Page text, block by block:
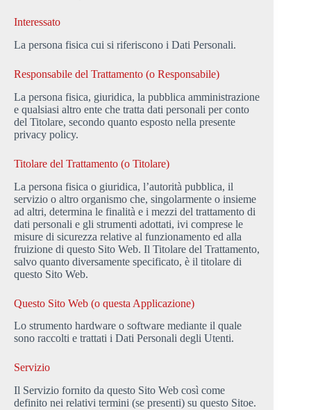
Interessato
La persona fisica cui si riferiscono i Dati Personali.
Responsabile del Trattamento (o Responsabile)
La persona fisica, giuridica, la pubblica amministrazione
e qualsiasi altro ente che tratta dati personali per conto
del Titolare, secondo quanto esposto nella presente
privacy policy.
Titolare del Trattamento (o Titolare)
La persona fisica o giuridica, l’autorità pubblica, il
servizio o altro organismo che, singolarmente o insieme
ad altri, determina le finalità e i mezzi del trattamento di
dati personali e gli strumenti adottati, ivi comprese le
misure di sicurezza relative al funzionamento ed alla
fruizione di questo Sito Web. Il Titolare del Trattamento,
salvo quanto diversamente specificato, è il titolare di
questo Sito Web.
Questo Sito Web (o questa Applicazione)
Lo strumento hardware o software mediante il quale
sono raccolti e trattati i Dati Personali degli Utenti.
Servizio
Il Servizio fornito da questo Sito Web così come
definito nei relativi termini (se presenti) su questo Sitoe.